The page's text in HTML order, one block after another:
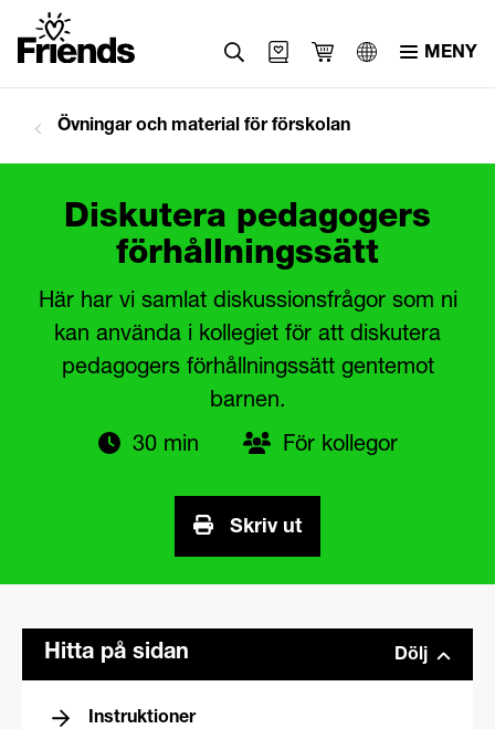
MENY
Övningar och material för förskolan
Diskutera pedagogers
förhållningssätt
Här har vi samlat diskussionsfrågor som ni
kan använda i kollegiet för att diskutera
pedagogers förhållningssätt gentemot
barnen.
30 min
För kollegor
Skriv ut
Hitta på sidan Dölj
Instruktioner